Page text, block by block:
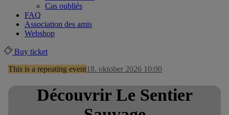
Cas oubliés
FAQ
Association des amis
Webshop
Buy ticket
This is a repeating event18. oktober 2026 10:00
Découvrir Le Sentier